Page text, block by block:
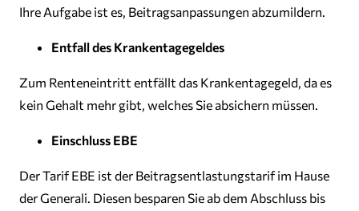
Ihre Aufgabe ist es, Beitragsanpassungen abzumildern.
Entfall des Krankentagegeldes
Zum Renteneintritt entfällt das Krankentagegeld, da es
kein Gehalt mehr gibt, welches Sie absichern müssen.
Einschluss EBE
Der Tarif EBE ist der Beitragsentlastungstarif im Hause
der Generali. Diesen besparen Sie ab dem Abschluss bis